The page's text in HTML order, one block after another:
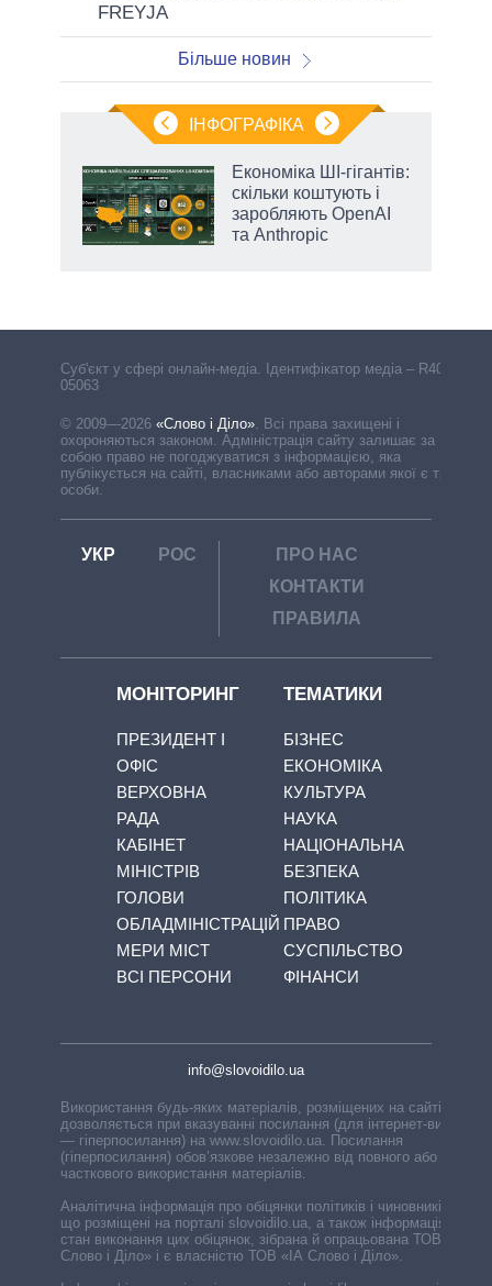
FREYJA
Більше новин
ІНФОГРАФІКА
Економіка ШІ-гігантів:
скільки коштують і
заробляють OpenAI
та Anthropic
Cуб'єкт у сфері онлайн-медіа. Ідентифікатор медіа – R40-
05063
© 2009—2026 «Слово і Діло» Всі права захищені і
охороняються законом. Адміністрація сайту залишає за
собою право не погоджуватися з інформацією, яка
публікується на сайті, власниками або авторами якої є треті
особи.
УКР РОС
ПРО НАС
КОНТАКТИ
ПРАВИЛА
МОНІТОРИНГ
ПРЕЗИДЕНТ І
ОФІС
ВЕРХОВНА
РАДА
КАБІНЕТ
МІНІСТРІВ
ГОЛОВИ
ОБЛАДМІНІСТРАЦІЙ
МЕРИ МІСТ
ВСІ ПЕРСОНИ
ТЕМАТИКИ
БІЗНЕС
ЕКОНОМІКА
КУЛЬТУРА
НАУКА
НАЦІОНАЛЬНА
БЕЗПЕКА
ПОЛІТИКА
ПРАВО
СУСПІЛЬСТВО
ФІНАНСИ
info@slovoidilo.ua
Використання будь-яких матеріалів, розміщених на сайті,
дозволяється при вказуванні посилання (для інтернет-видань
— гіперпосилання) на www.slovoidilo.ua. Посилання
(гіперпосилання) обов’язкове незалежно від повного або
часткового використання матеріалів.
Аналітична інформація про обіцянки політиків і чиновників,
що розміщені на порталі slovoidilo.ua, а також інформація про
стан виконання цих обіцянок, зібрана й опрацьована ТОВ «ІА
Слово і Діло» і є власністю ТОВ «ІА Слово і Діло».